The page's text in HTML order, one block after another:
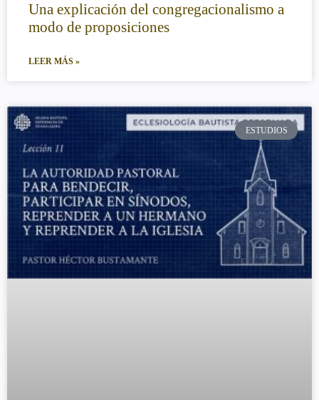
Una explicación del congregacionalismo a
modo de proposiciones
LEER MÁS »
ESTUDIOS